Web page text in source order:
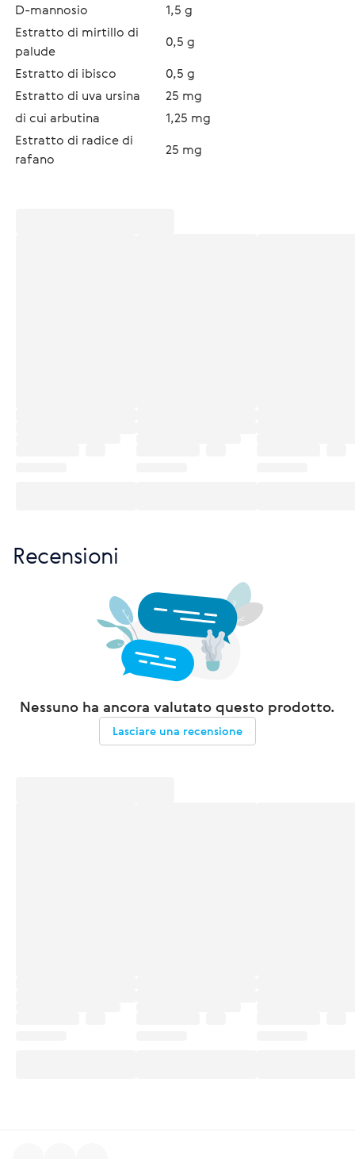
D-mannosio
1,5 g
Estratto di mirtillo di
palude
0,5 g
Estratto di ibisco
0,5 g
Estratto di uva ursina
25 mg
di cui arbutina
1,25 mg
Estratto di radice di
rafano
25 mg
Recensioni
Nessuno ha ancora valutato questo prodotto.
Lasciare una recensione